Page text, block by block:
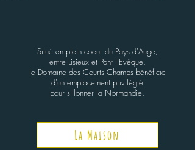
Situé en plein coeur du Pays d'Auge,
entre Lisieux et Pont l'Evêque,
le Domaine des Courts Champs bénéficie
d'un emplacement privilégié
pour sillonner la Normandie.
La Maison